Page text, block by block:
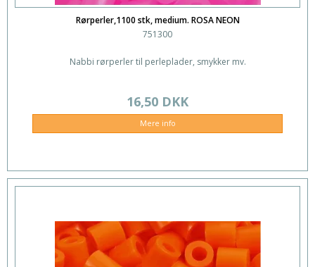
Rørperler,1100 stk, medium. ROSA NEON
751300
Nabbi rørperler til perleplader, smykker mv.
16,50 DKK
Mere info